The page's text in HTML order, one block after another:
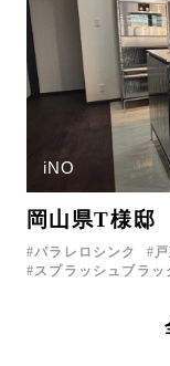
iNO
岡山県T様邸
パラレロシンク
スプラッシュブラッ